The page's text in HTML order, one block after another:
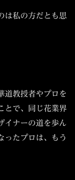
は私の方だとも思
道教授者やプロを
とで、同じ花業界
イナーの道を歩ん
ったプロは、もう